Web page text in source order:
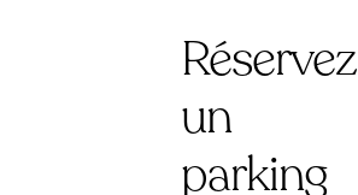
Réservez
un
parking